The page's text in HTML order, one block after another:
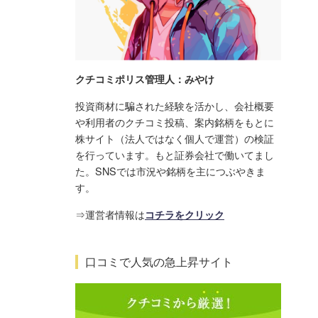
クチコミポリス管理人：みやけ
投資商材に騙された経験を活かし、会社概要
や利用者のクチコミ投稿、案内銘柄をもとに
株サイト（法人ではなく個人で運営）の検証
を行っています。もと証券会社で働いてまし
た。SNSでは市況や銘柄を主につぶやきま
す。
⇒運営者情報はコチラをクリック
口コミで人気の急上昇サイト